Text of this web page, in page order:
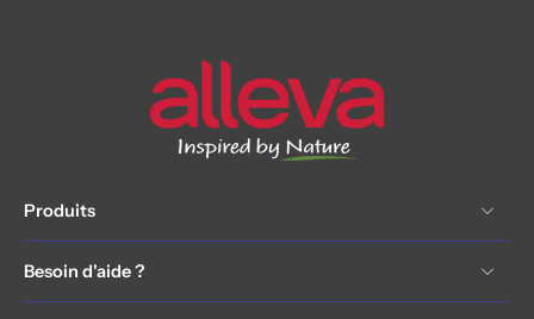
Produits
Besoin d'aide ?